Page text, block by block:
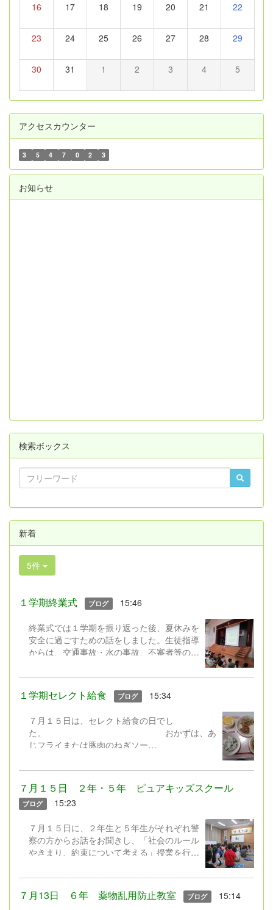
16 17 18 19 20 21 22
23 24 25 26 27 28 29
30 31 1 2 3 4 5
アクセスカウンター
3 5 4 7 0 2 3
お知らせ
検索ボックス
新着
5件
１学期終業式 ブログ 15:46
終業式では１学期を振り返った後、夏休みを
安全に過ごすための話をしました。生徒指導
からは、交通事故・水の事故、不審者等の事
やネットモラルの話をしました。 ２年生に
よる「勇気１００％」の歌の発表もありまし
た。元気100％の歌声で全校みんなが元気を
たが、みんな嬉しそうに下校していきまし
１学期セレクト給食 ブログ 15:34
７月１５日は、セレクト給食の日でし
た。 おかずは、あ
じフライまたは豚肉のねぎソー
デザートは、フローズンヨーグルトまたはレモン
ゼリー。 暑いと食欲が落ちやすいですが、みん
なの好きなわかめごはんに冷たいデザートなど、
食べやすいメニューを組み合わせたセレクト給食
でした。しっかり食べて、夏を元気に過ごしたい
ですね。 どんな組み合わせでセレクトしたか
な？（写真は低学年用の小盛です）
７月１５日 ２年・５年 ピュアキッズスクール
ブログ 15:23
７月１５日に、２年生と５年生がそれぞれ警
察の方からお話をお聞きし、「社会のルール
やきまり、約束について考える」授業を行い
をとってきてしまった事例」、５年生は「ゲ
ームの課金をめぐる事例」について考えまし
た。「良いことか、悪いことか」「どうした
７月13日 ６年 薬物乱用防止教室 ブログ 15:14